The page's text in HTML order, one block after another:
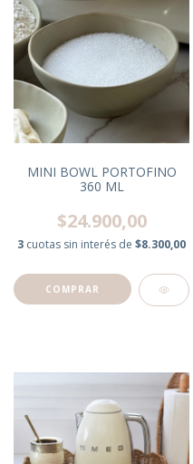
MINI BOWL PORTOFINO
360 ML
$24.900,00
3 cuotas sin interés de $8.300,00